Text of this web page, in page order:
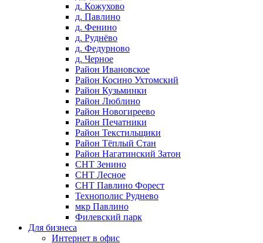
д. Кожухово
д. Павлино
д. Фенино
д. Руднёво
д. Федурново
д. Черное
Район Ивановское
Район Косино Ухтомский
Район Кузьминки
Район Люблино
Район Новогиреево
Район Печатники
Район Текстильщики
Район Тёплый Стан
Район Нагатинский Затон
СНТ Зенино
СНТ Лесное
СНТ Павлино Форест
Технополис Руднево
мкр Павлино
Филевский парк
Для бизнеса
Интернет в офис